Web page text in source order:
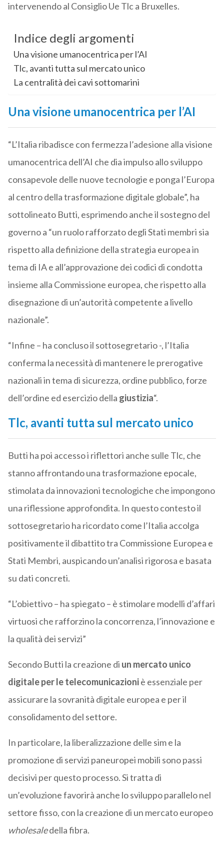
intervenendo al Consiglio Ue Tlc a Bruxelles.
Indice degli argomenti
Una visione umanocentrica per l’AI
Tlc, avanti tutta sul mercato unico
La centralità dei cavi sottomarini
Una visione umanocentrica per l’AI
“L’Italia ribadisce con fermezza l’adesione alla visione
umanocentrica dell’AI che dia impulso allo sviluppo
consapevole delle nuove tecnologie e ponga l’Europa
al centro della trasformazione digitale globale”, ha
sottolineato Butti, esprimendo anche il sostegno del
governo a “un ruolo rafforzato degli Stati membri sia
rispetto alla definizione della strategia europea in
tema di IA e all’approvazione dei codici di condotta
insieme alla Commissione europea, che rispetto alla
disegnazione di un’autorità competente a livello
nazionale”.
“Infine – ha concluso il sottosegretario -, l’Italia
conferma la necessità di mantenere le prerogative
nazionali in tema di sicurezza, ordine pubblico, forze
dell’ordine ed esercizio della giustizia“.
Tlc, avanti tutta sul mercato unico
Butti ha poi accesso i riflettori anche sulle Tlc, che
stanno affrontando una trasformazione epocale,
stimolata da innovazioni tecnologiche che impongono
una riflessione approfondita. In questo contesto il
sottosegretario ha ricordato come l’Italia accolga
positivamente il dibattito tra Commissione Europea e
Stati Membri, auspicando un’analisi rigorosa e basata
su dati concreti.
“L’obiettivo – ha spiegato – è stimolare modelli d’affari
virtuosi che rafforzino la concorrenza, l’innovazione e
la qualità dei servizi”
Secondo Butti la creazione di un mercato unico
digitale per le telecomunicazioniè essenziale per
assicurare la sovranità digitale europea e per il
consolidamento del settore.
In particolare, la liberalizzazione delle sim e la
promozione di servizi paneuropei mobili sono passi
decisivi per questo processo. Si tratta di
un’evoluzione favorirà anche lo sviluppo parallelo nel
settore fisso, con la creazione di un mercato europeo
wholesaledella fibra.